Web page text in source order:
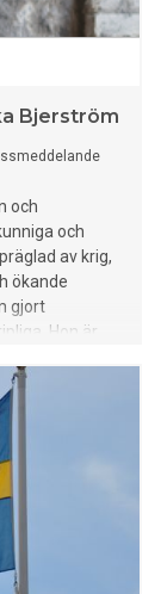
Bjerström
och
och
av krig,
ökande
gjort
Hon är
delar
som år
–
bortom
värnas och
aktör som
är